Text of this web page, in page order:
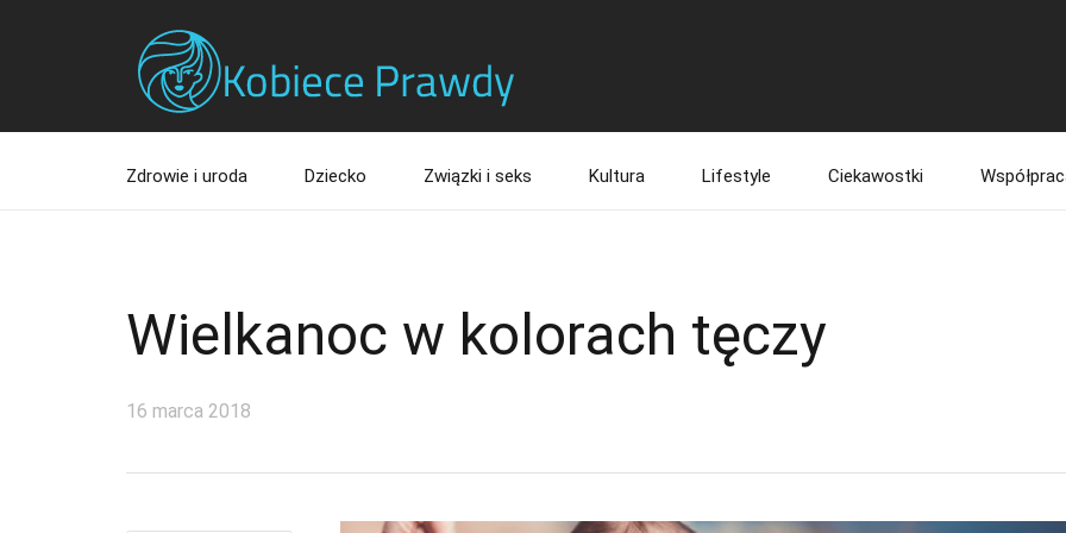
Zdrowie i uroda Dziecko Związki i seks Kultura Lifestyle Ciekawostki
Wielkanoc w kolorach tęczy
16 marca 2018